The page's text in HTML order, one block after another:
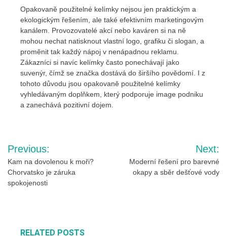
Opakovaně použitelné kelímky nejsou jen praktickým a
ekologickým řešením, ale také efektivním marketingovým
kanálem. Provozovatelé akcí nebo kaváren si na ně
mohou nechat natisknout vlastní logo, grafiku či slogan, a
proměnit tak každý nápoj v nenápadnou reklamu.
Zákazníci si navíc kelímky často ponechávají jako
suvenýr, čímž se značka dostává do širšího povědomí. I z
tohoto důvodu jsou opakovaně použitelné kelímky
vyhledávaným doplňkem, který podporuje image podniku
a zanechává pozitivní dojem.
Navigace
pro
příspěvek
Previous:
Kam na dovolenou k moři?
Chorvatsko je záruka
spokojenosti
Next:
Moderní řešení pro barevné
okapy a sběr dešťové vody
RELATED POSTS